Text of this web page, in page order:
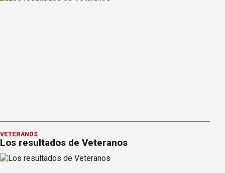
VETERANOS
Los resultados de Veteranos